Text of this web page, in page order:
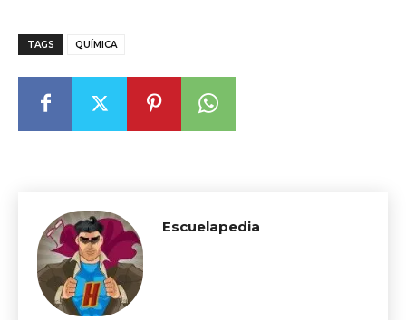
TAGS QUÍMICA
Escuelapedia